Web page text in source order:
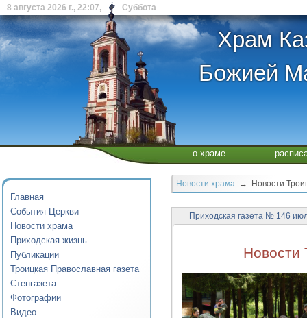
8 августа 2026 г., 22:07, Суббота
Храм
Божией
о храме
Главная
События Церкви
Новости храма
Приходская жизнь
Публикации
Троицкая Православная газета
Стенгазета
Фотографии
Видео
Новости храма → Новости
Приходская газета № 146
Новости